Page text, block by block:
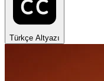
Türkçe Altyazı